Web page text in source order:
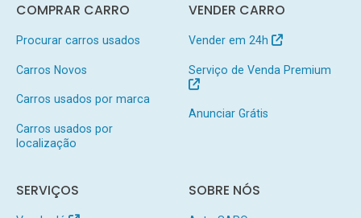
COMPRAR CARRO
Procurar carros usados
Carros Novos
Carros usados por marca
Carros usados por
localização
VENDER CARRO
Vender em 24h
Serviço de Venda Premium
Anunciar Grátis
SERVIÇOS SOBRE NÓS